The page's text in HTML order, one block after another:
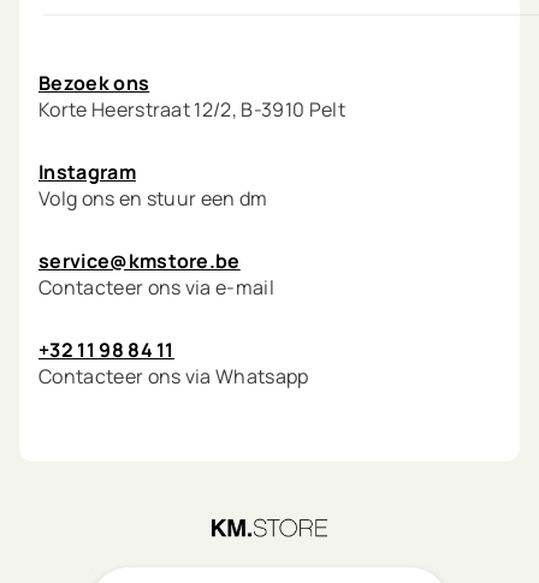
Bezoek ons
Korte Heerstraat 12/2, B-3910 Pelt
Instagram
Volg ons en stuur een dm
service@kmstore.be
Contacteer ons via e-mail
+32 11 98 84 11
Contacteer ons via Whatsapp